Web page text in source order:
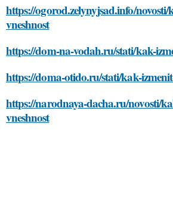
https://ogorod.zelynyjsad.info/
vneshnost
https://dom-na-vodah.ru/stati/kak-
https://doma-otido.ru/stati/kak-
https://narodnaya-dacha.ru/novosti/
vneshnost